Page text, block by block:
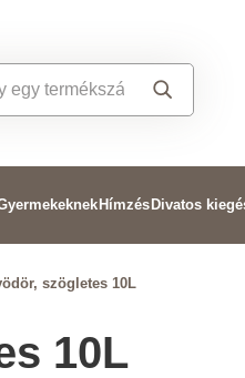
Hímzés Divatos
szögletes 10L
10L